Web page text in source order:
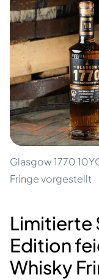
Glasgow 1770
Fringe vorgestellt
Limitierte
Edition
Whisky